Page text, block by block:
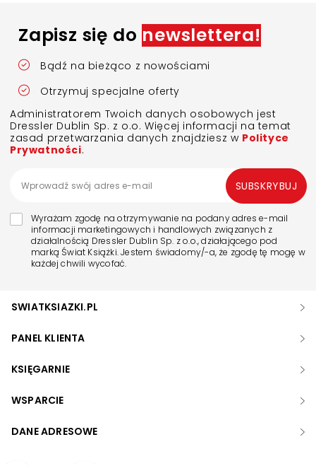
Zapisz się do newslettera!
Bądź na bieżąco z nowościami
Otrzymuj specjalne oferty
Administratorem Twoich danych osobowych jest
Dressler Dublin Sp. z o.o. Więcej informacji na temat
zasad przetwarzania danych znajdziesz w Polityce
Prywatności.
Wyrażam zgodę na otrzymywanie na podany adres e-mail
informacji marketingowych i handlowych związanych z
działalnością Dressler Dublin Sp. z o.o., działającego pod
marką Świat Książki. Jestem świadomy/-a, że zgodę tę mogę w
każdej chwili wycofać.
SUBSKRYBUJ
SWIATKSIAZKI.PL
PANEL KLIENTA
KSIĘGARNIE
WSPARCIE
DANE ADRESOWE